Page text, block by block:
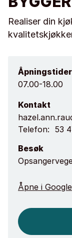
Realiser din
07.00-18.00
Kontakt
Telefon: 53
Besøk
Åpne i